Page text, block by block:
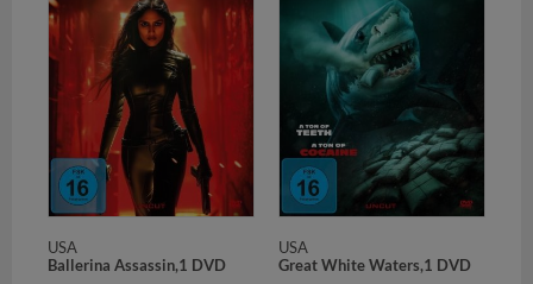
USA
Ballerina Assassin,1 DVD
USA
Great White Waters,1 DVD